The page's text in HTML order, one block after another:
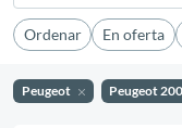
Ordenar En oferta
Peugeot Peugeot